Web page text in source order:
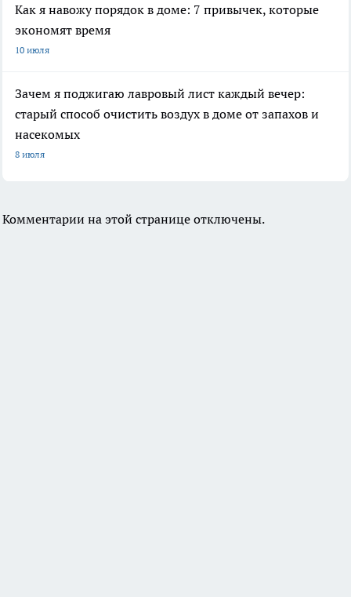
Как я навожу порядок в доме: 7 привычек, которые
экономят время
10 июля
Зачем я поджигаю лавровый лист каждый вечер:
старый способ очистить воздух в доме от запахов и
насекомых
8 июля
Комментарии на этой странице отключены.